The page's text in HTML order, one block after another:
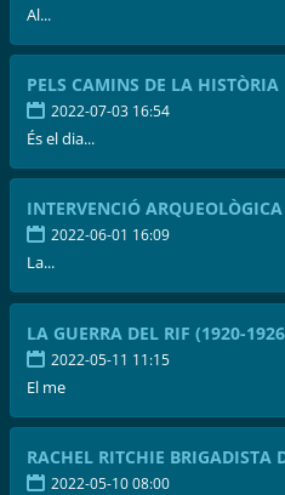
Al...
PELS CAMINS DE LA HISTÒRIA
2022-07-03 16:54
És el dia...
INTERVENCIÓ
2022-06-01 16:09
La...
LA GUERRA DEL RIF (1920-
2022-05-11 11:15
El me
RACHEL RITCHIE BRIGADISTA
2022-05-10 08:00